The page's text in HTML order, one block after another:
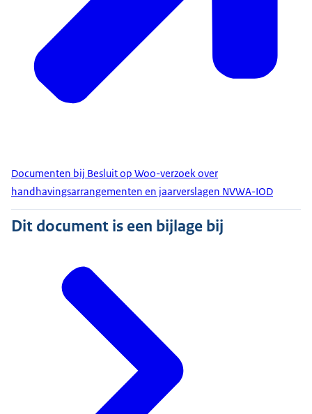
Documenten bij Besluit op Woo-verzoek over
handhavingsarrangementen en jaarverslagen NVWA-IOD
Dit document is een bijlage bij